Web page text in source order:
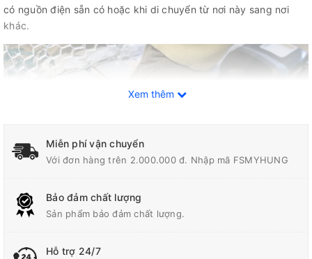
có nguồn điện sẵn có hoặc khi di chuyển từ nơi này sang nơi
khác.
Xem thêm
Miễn phí vận chuyển
Với đơn hàng trên 2.000.000 đ. Nhập mã FSMYHUNG
Bảo đảm chất lượng
Sản phẩm bảo đảm chất lượng.
Hỗ trợ 24/7